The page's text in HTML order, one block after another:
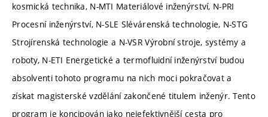
kosmická technika, N-MTI Materiálové inženýrství, N-PRI
Procesní inženýrství, N-SLE Slévárenská technologie, N-STG
Strojírenská technologie a N-VSR Výrobní stroje, systémy a
roboty, N-ETI Energetické a termofluidní inženýrství budou
absolventi tohoto programu na nich moci pokračovat a
získat magisterské vzdělání zakončené titulem inženýr. Tento
program je koncipován jako nejefektivnější cesta pro